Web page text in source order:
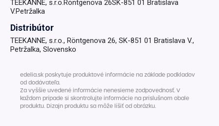
TEEKANNE, s.r.o.Röntgenova 26SK-851 01 Bratislava
V.Petržalka
Distribútor
TEEKANNE, s.r.o., Röntgenova 26, SK-851 01 Bratislava V.,
Petržalka, Slovensko
edelia.sk poskytuje produktové informácie na základe podkladov
od dodávateľa.
Za vyššie uvedené informácie nenesieme zodpovednosť. V
každom prípade si skontrolujte informácie na príslušnom obale
produktu. Dizajn produktu sa môže líšiť od obrázku.